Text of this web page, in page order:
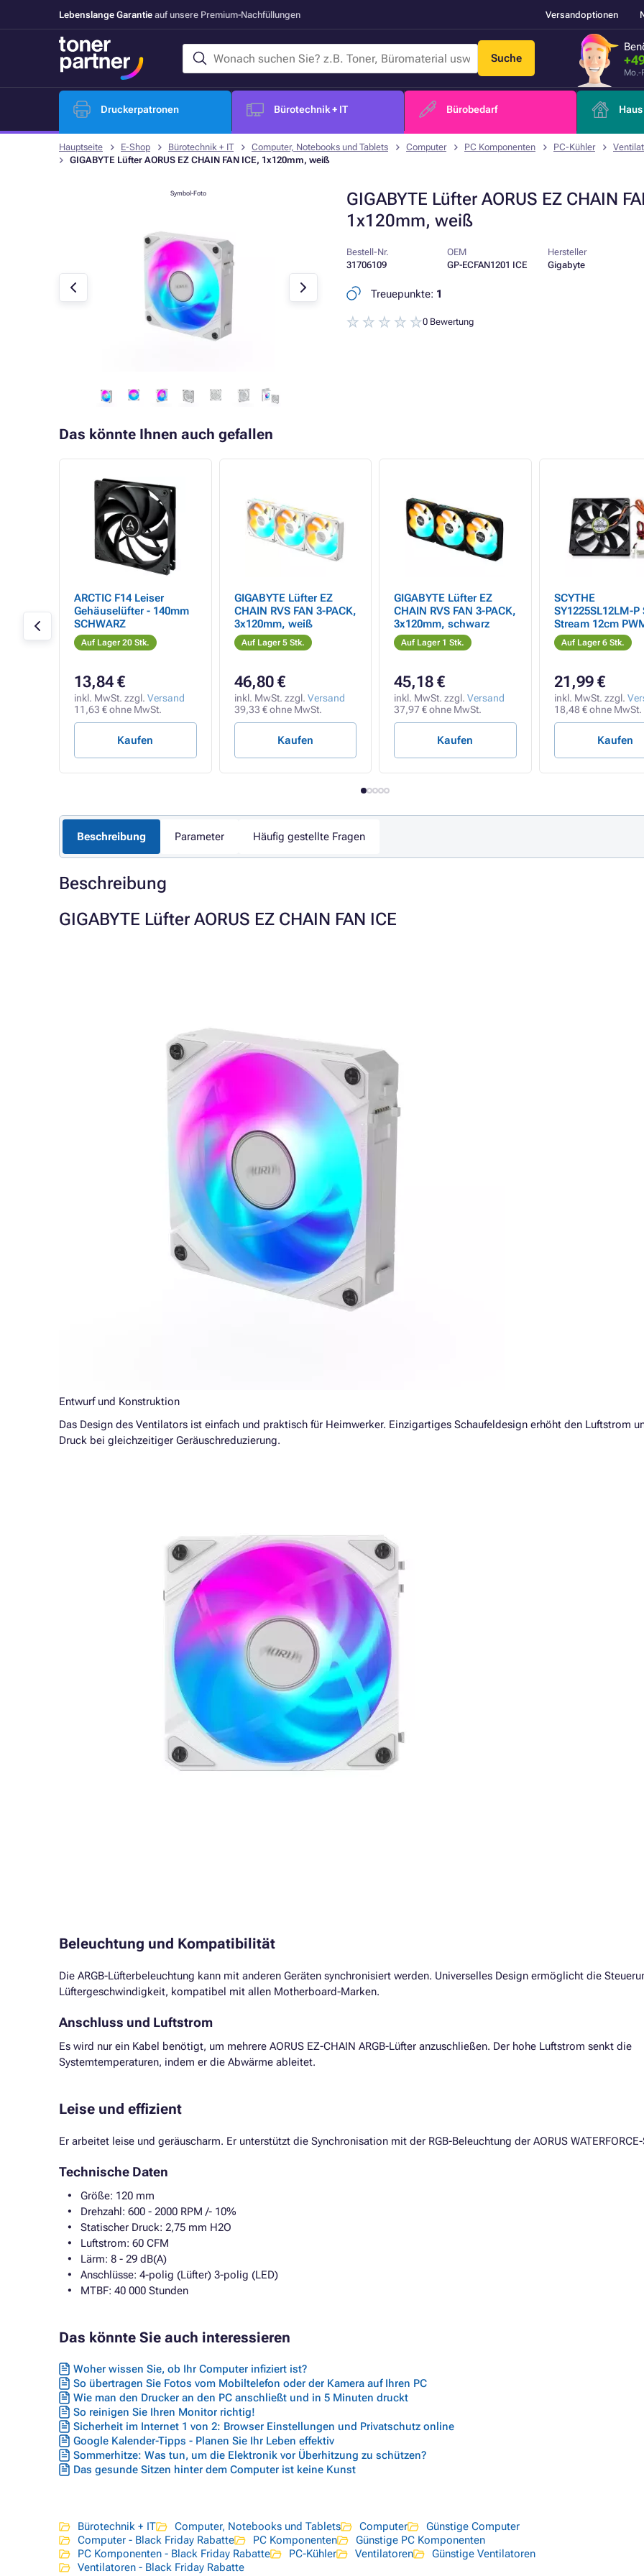
Lebenslange Garantie auf unsere Premium-Nachfüllungen Versandoptionen
Suche
Mo.-
Druckerpatronen Bürotechnik + IT Bürobedarf
Hauptseite E-Shop Bürotechnik + IT Computer, Notebooks und Tablets Computer PC Komponenten PC-Kühler
GIGABYTE Lüfter AORUS EZ CHAIN FAN ICE, 1x120mm, weiß
GIGABYTE Lüfter AORUS EZ CHAIN
1x120mm, weiß
Symbol-Foto
Bestell-Nr.
31706109
OEM
GP-ECFAN1201 ICE
Hersteller
Gigabyte
Treuepunkte: 1
0 Bewertung
Das könnte Ihnen auch gefallen
12V
ARCTIC F14 Leiser
Gehäuselüfter - 140mm
SCHWARZ
Auf Lager 20 Stk.
13,84 €
inkl. MwSt. zzgl. Versand
11,63 € ohne MwSt.
Kaufen
GIGABYTE Lüfter EZ
CHAIN RVS FAN 3-PACK,
3x120mm, weiß
Auf Lager 5 Stk.
46,80 €
inkl. MwSt. zzgl. Versand
39,33 € ohne MwSt.
Kaufen
GIGABYTE Lüfter EZ
CHAIN RVS FAN 3-PACK,
3x120mm, schwarz
Auf Lager 1 Stk.
45,18 €
inkl. MwSt. zzgl. Versand
37,97 € ohne MwSt.
Kaufen
SCYTHE
SY1225SL12LM-P
Stream 12cm
Auf Lager 6 Stk.
21,99 €
inkl. MwSt. zzgl.
18,48 € ohne MwSt.
Kaufen
Beschreibung Parameter Häufig gestellte Fragen
Beschreibung
GIGABYTE Lüfter AORUS EZ CHAIN FAN ICE
Entwurf und Konstruktion
Das Design des Ventilators ist einfach und praktisch für Heimwerker. Einzigartiges Schaufeldesign erhöht den Luftstrom
Druck bei gleichzeitiger Geräuschreduzierung.
Beleuchtung und Kompatibilität
Die ARGB-Lüfterbeleuchtung kann mit anderen Geräten synchronisiert werden. Universelles Design ermöglicht die
Lüftergeschwindigkeit, kompatibel mit allen Motherboard-Marken.
Anschluss und Luftstrom
Es wird nur ein Kabel benötigt, um mehrere AORUS EZ-CHAIN ARGB-Lüfter anzuschließen. Der hohe Luftstrom senkt die
Systemtemperaturen, indem er die Abwärme ableitet.
Leise und effizient
Er arbeitet leise und geräuscharm. Er unterstützt die Synchronisation mit der RGB-Beleuchtung der AORUS
Technische Daten
Größe: 120 mm
Drehzahl: 600 - 2000 RPM /- 10%
Statischer Druck: 2,75 mm H2O
Luftstrom: 60 CFM
Lärm: 8 - 29 dB(A)
Anschlüsse: 4-polig (Lüfter) 3-polig (LED)
MTBF: 40 000 Stunden
Das könnte Sie auch interessieren
Woher wissen Sie, ob Ihr Computer infiziert ist?
So übertragen Sie Fotos vom Mobiltelefon oder der Kamera auf Ihren PC
Wie man den Drucker an den PC anschließt und in 5 Minuten druckt
So reinigen Sie Ihren Monitor richtig!
Sicherheit im Internet 1 von 2: Browser Einstellungen und Privatschutz online
Google Kalender-Tipps - Planen Sie Ihr Leben effektiv
Sommerhitze: Was tun, um die Elektronik vor Überhitzung zu schützen?
Das gesunde Sitzen hinter dem Computer ist keine Kunst
Bürotechnik + IT Computer, Notebooks und Tablets Computer
Günstige Computer
Computer - Black Friday Rabatte
PC Komponenten
Günstige PC Komponenten
PC Komponenten - Black Friday Rabatte
PC-Kühler Ventilatoren
Günstige Ventilatoren
Ventilatoren - Black Friday Rabatte